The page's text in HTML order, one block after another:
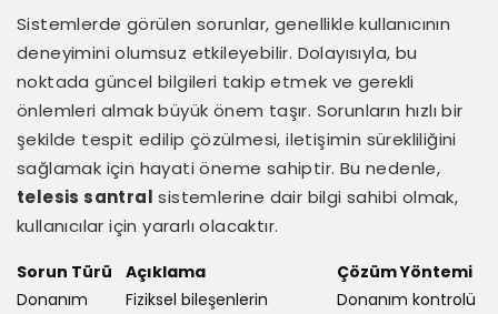
Sistemlerde görülen sorunlar, genellikle kullanıcının
deneyimini olumsuz etkileyebilir. Dolayısıyla, bu
noktada güncel bilgileri takip etmek ve gerekli
önlemleri almak büyük önem taşır. Sorunların hızlı bir
şekilde tespit edilip çözülmesi, iletişimin sürekliliğini
sağlamak için hayati öneme sahiptir. Bu nedenle,
telesis santral sistemlerine dair bilgi sahibi olmak,
kullanıcılar için yararlı olacaktır.
Sorun Türü Açıklama
Çözüm Yöntemi
Donanım
Fiziksel bileşenlerin
Donanım kontrolü